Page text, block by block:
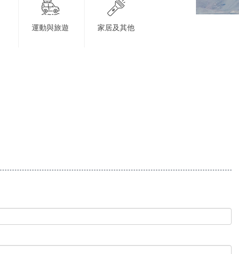
運動與旅遊 家居及其他